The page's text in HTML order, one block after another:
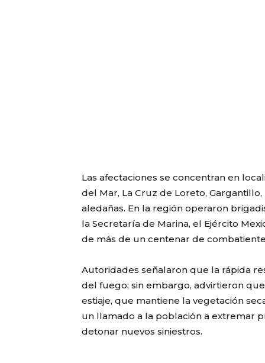
Las afectaciones se concentran en
del Mar, La Cruz de Loreto,
aledañas. En la región operaron
la Secretaría de Marina, el Ejército
de más de un centenar de
Autoridades señalaron que la rápida
del fuego; sin embargo, advirtieron
estiaje, que mantiene la vegetación
un llamado a la población a extremar
detonar nuevos siniestros.